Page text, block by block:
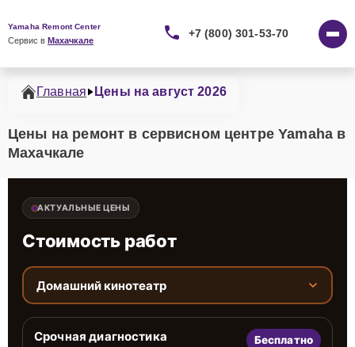
Yamaha Remont Center
Сервис в Махачкале
+7 (800) 301-53-70
Главная Цены на август 2026
Цены на ремонт в сервисном центре Yamaha в
Махачкале
АКТУАЛЬНЫЕ ЦЕНЫ
Стоимость работ
Домашний кинотеатр
Срочная диагностика Бесплатно